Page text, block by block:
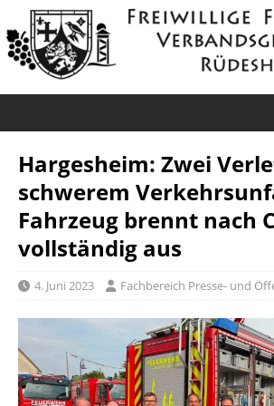
Hargesheim: Zwei
schwerem
Fahrzeug brennt nach
vollständig aus
4. Juni 2023 Fachbereich Presse- und
Roxheim: Unklare
Rauchentwicklung
Sprendlingen:
Industriebrand in